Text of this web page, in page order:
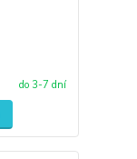
do 3-7 dní